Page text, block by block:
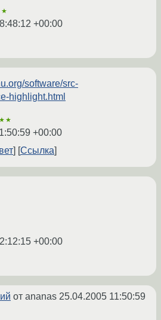
+00:00
software/src-
highlight.html
+00:00
Ссылка
+00:00
от ananas 25.04.2005 11:50:59